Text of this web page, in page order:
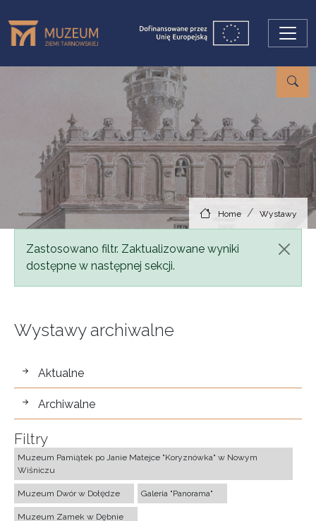
Home Wystawy
Status message
Zastosowano filtr. Zaktualizowane wyniki
dostępne w następnej sekcji.
Wystawy archiwalne
wystawy
Aktualne
Archiwalne
Filtry
Muzeum Pamiątek po Janie Matejce "Koryznówka" w Nowym
Wiśniczu
Muzeum Dwór w Dołędze Galeria "Panorama"
Muzeum Zamek w Dębnie